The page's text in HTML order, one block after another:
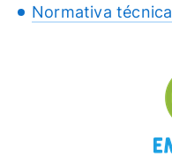
Normativa técnica